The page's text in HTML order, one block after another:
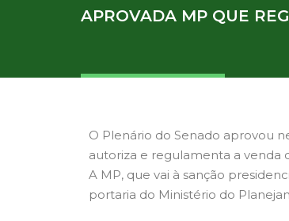
APROVADA MP QUE
O Plenário do Senado aprovou
autoriza e regulamenta a venda
A MP, que vai à sanção
portaria do Ministério do